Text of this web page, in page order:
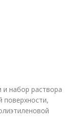
и набор раствора
поверхности,